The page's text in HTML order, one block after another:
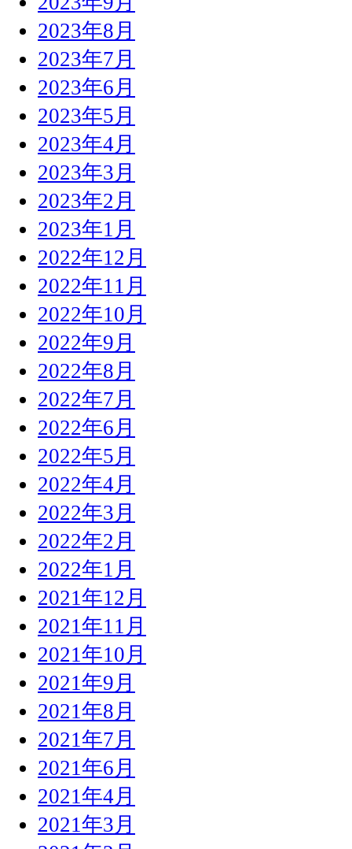
2023年8月
2023年7月
2023年6月
2023年5月
2023年4月
2023年3月
2023年2月
2023年1月
2022年12月
2022年11月
2022年10月
2022年9月
2022年8月
2022年7月
2022年6月
2022年5月
2022年4月
2022年3月
2022年2月
2022年1月
2021年12月
2021年11月
2021年10月
2021年9月
2021年8月
2021年7月
2021年6月
2021年4月
2021年3月